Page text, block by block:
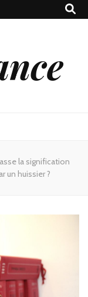
la signification
un huissier ?